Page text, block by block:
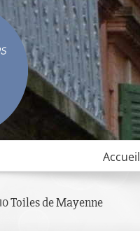
Accueil
Toiles de Mayenne